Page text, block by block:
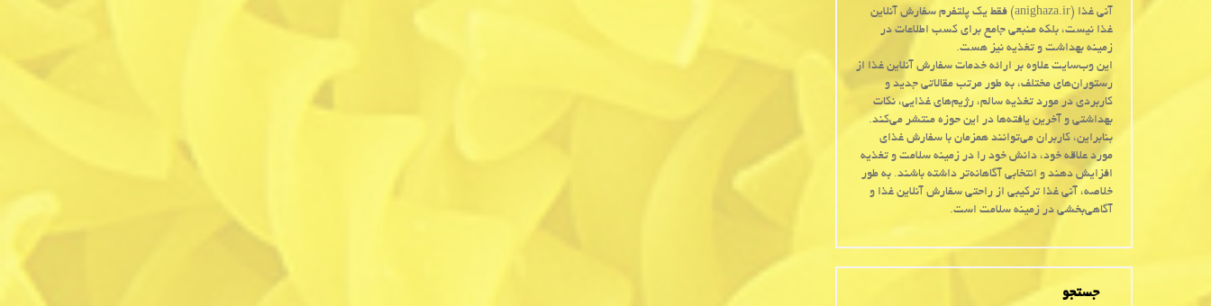
آنی غذا (anighaza.ir) فقط یک پلتفرم سفارش آنلاین
غذا نیست، بلکه منبعی جامع برای کسب اطلاعات در
زمینه بهداشت و تغذیه نیز هست.
این وب‌سایت علاوه بر ارائه خدمات سفارش آنلاین غذا از
رستوران‌های مختلف، به طور مرتب مقالاتی جدید و
کاربردی در مورد تغذیه سالم، رژیم‌های غذایی، نکات
بهداشتی و آخرین یافته‌ها در این حوزه منتشر می‌کند.
بنابراین، کاربران می‌توانند همزمان با سفارش غذای
مورد علاقه خود، دانش خود را در زمینه سلامت و تغذیه
افزایش دهند و انتخابی آگاهانه‌تر داشته باشند. به طور
خلاصه، آنی غذا ترکیبی از راحتی سفارش آنلاین غذا و
آگاهی‌بخشی در زمینه سلامت است.
جستجو